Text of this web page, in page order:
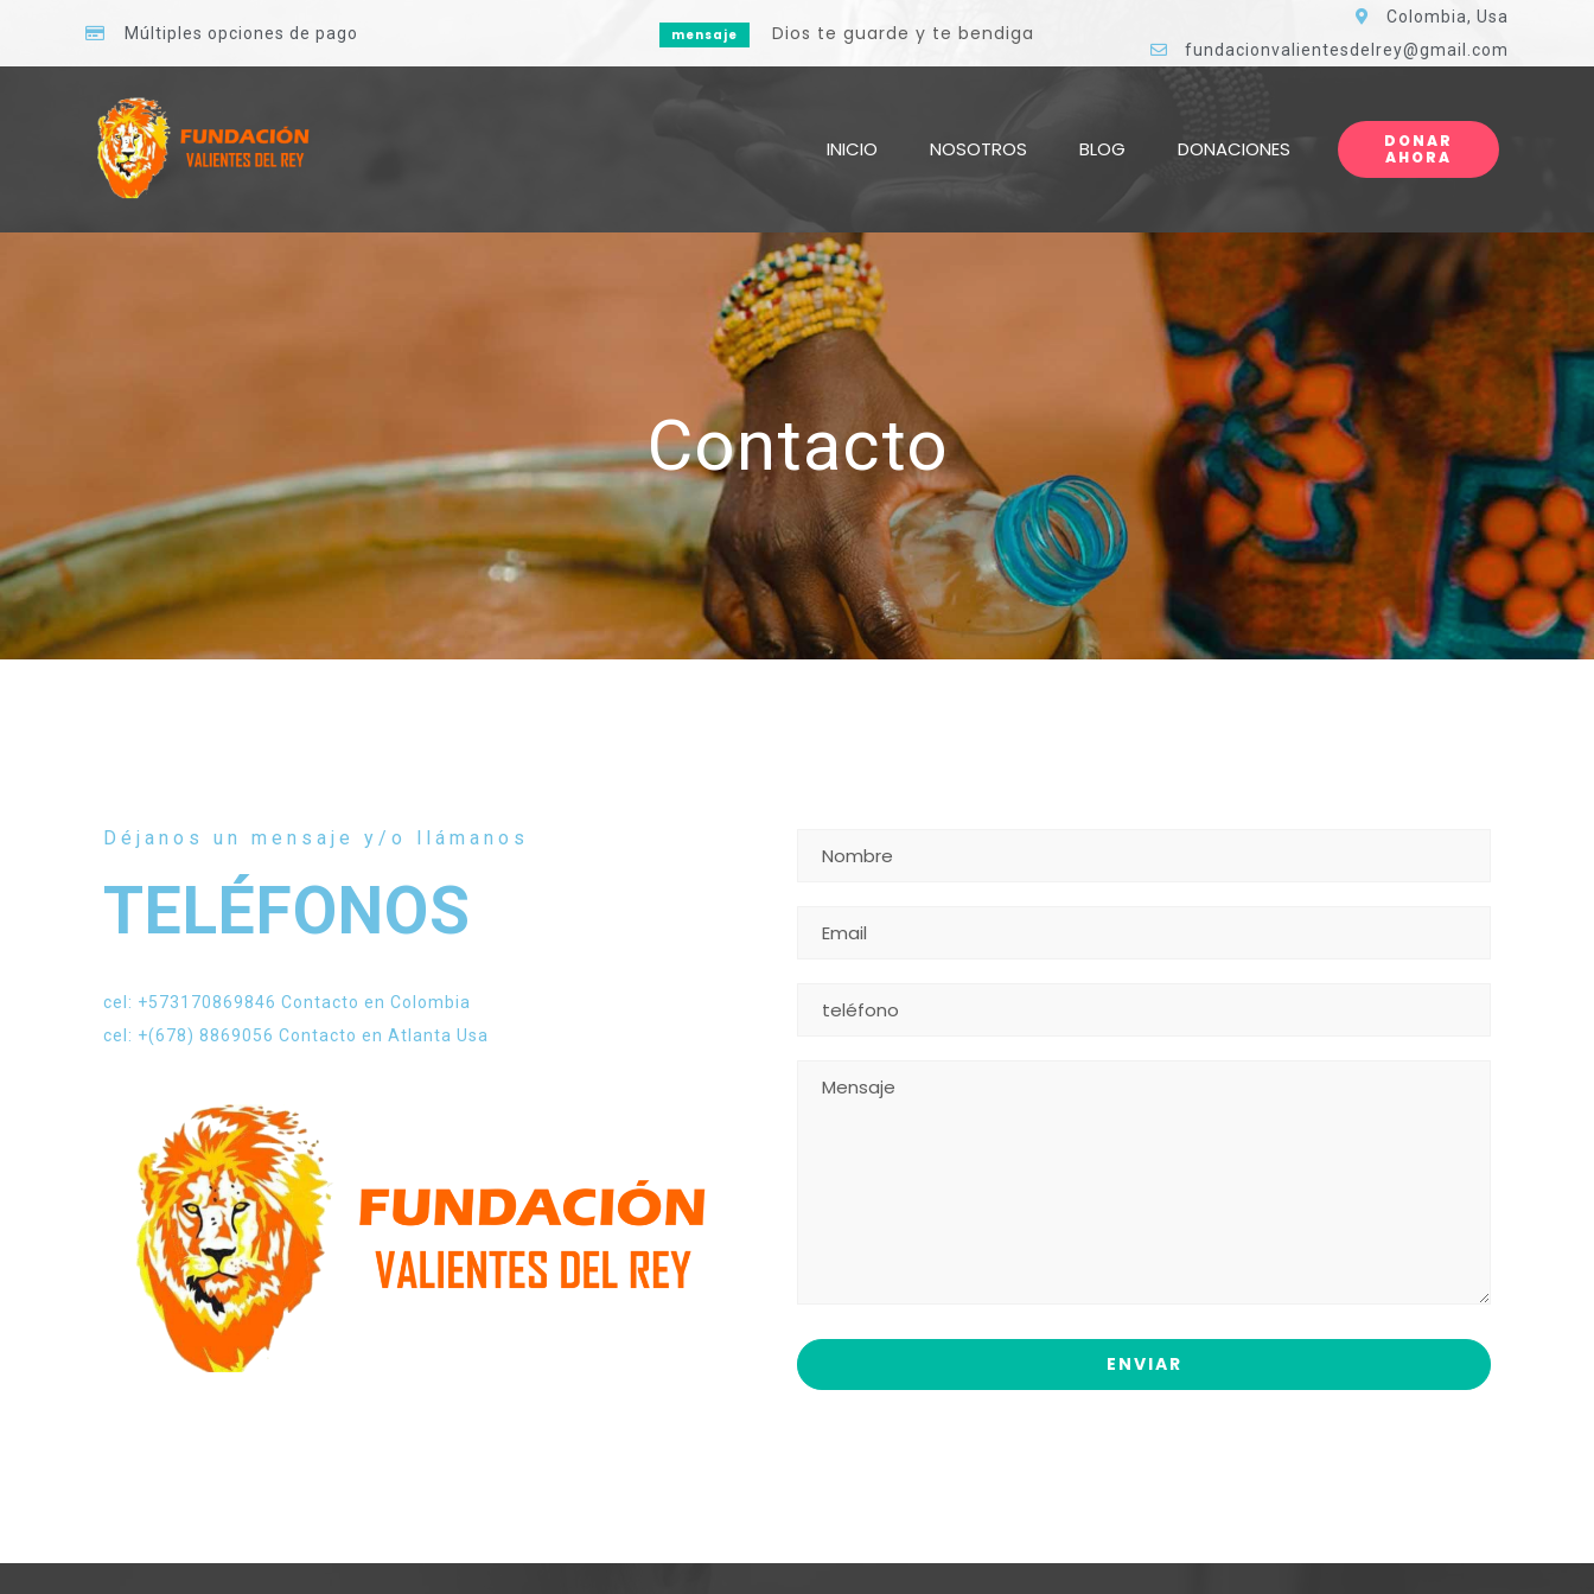
Múltiples opciones de pago mensaje Dios te guarde y te bendiga
Colombia, Usa
fundacionvalientesdelrey@gmail.com
INICIO NOSOTROS BLOG DONACIONES
DONAR
AHORA
Contacto
Déjanos un mensaje y/o llámanos
TELÉFONOS
cel: +573170869846 Contacto en Colombia
cel: +(678) 8869056 Contacto en Atlanta Usa